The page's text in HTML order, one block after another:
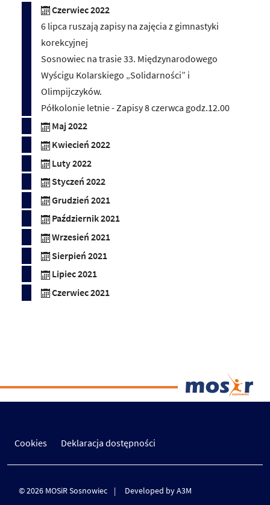
Czerwiec 2022
6 lipca ruszają zapisy na zajęcia z gimnastyki
korekcyjnej
Sosnowiec na trasie 33. Międzynarodowego
Wyścigu Kolarskiego „Solidarności” i
Olimpijczyków.
Półkolonie letnie - Zapisy 8 czerwca godz.12.00
Maj 2022
Kwiecień 2022
Luty 2022
Styczeń 2022
Grudzień 2021
Październik 2021
Wrzesień 2021
Sierpień 2021
Lipiec 2021
Czerwiec 2021
Cookies Deklaracja dostępności
© 2026 MOSiR Sosnowiec Developed by A3M